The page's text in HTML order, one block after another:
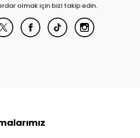
olmak için bizi takip edin.